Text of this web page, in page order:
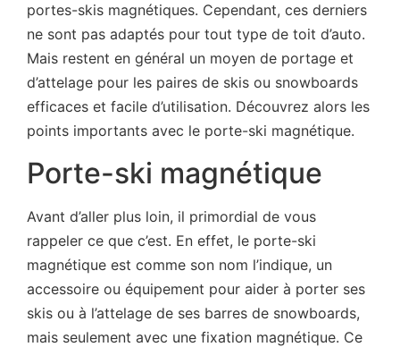
portes-skis magnétiques. Cependant, ces derniers
ne sont pas adaptés pour tout type de toit d’auto.
Mais restent en général un moyen de portage et
d’attelage pour les paires de skis ou snowboards
efficaces et facile d’utilisation. Découvrez alors les
points importants avec le porte-ski magnétique.
Porte-ski magnétique
Avant d’aller plus loin, il primordial de vous
rappeler ce que c’est. En effet, le porte-ski
magnétique est comme son nom l’indique, un
accessoire ou équipement pour aider à porter ses
skis ou à l’attelage de ses barres de snowboards,
mais seulement avec une fixation magnétique. Ce